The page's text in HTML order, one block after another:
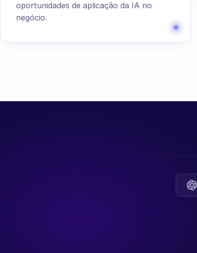
oportunidades de aplicação da IA no
negócio.